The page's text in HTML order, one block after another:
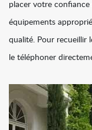
placer votre confiance
équipements
qualité. Pour recueillir
le téléphoner